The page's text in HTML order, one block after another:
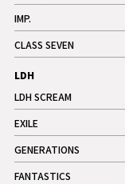
記事
IMP.
記事
CLASS SEVEN
記事
LDH
LDH SCREAM
記事
EXILE
記事
GENERATIONS
記事
FANTASTICS